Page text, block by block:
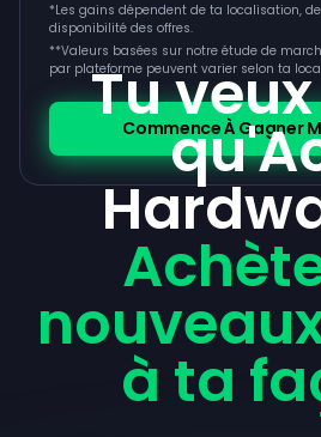
*Les gains dépendent de ta localisation,
disponibilité des offres.
**Valeurs basées sur notre étude de
par plateforme peuvent varier selon ta
Commence À Gagner
Tu
à ta